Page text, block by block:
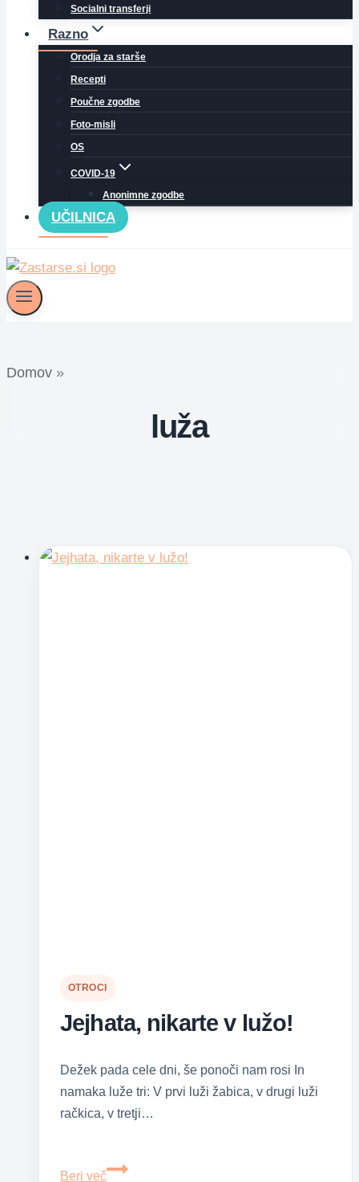
Socialni transferji
Razno
Orodja za starše
Recepti
Poučne zgodbe
Foto-misli
OS
COVID-19
Anonimne zgodbe
UČILNICA
Domov »
luža
OTROCI
Jejhata, nikarte v lužo!
Dežek pada cele dni, še ponoči nam rosi In
namaka luže tri: V prvi luži žabica, v drugi luži
račkica, v tretji…
Beri več
Jejhata,